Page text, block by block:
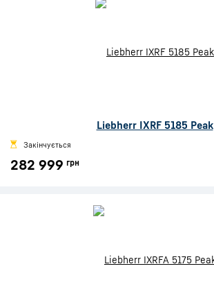
Liebherr IXRF 5185 Peak
Закінчується
282 999 грн